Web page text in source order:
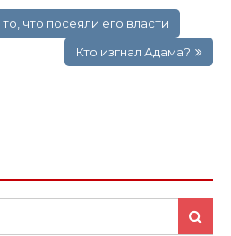
что посеяли его власти
Кто изгнал Адама?
Search